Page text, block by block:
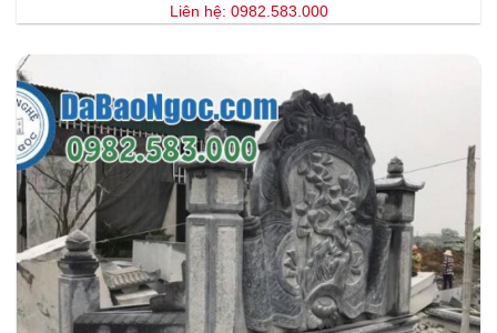
Liên hệ: 0982.583.000